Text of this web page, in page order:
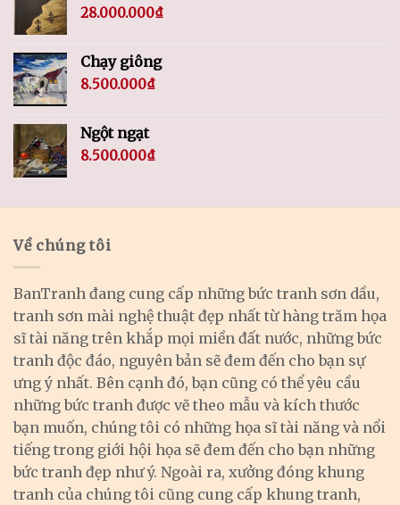
28.000.000₫
Chạy giông
8.500.000₫
Ngột ngạt
8.500.000₫
Về chúng tôi
BanTranh đang cung cấp những bức tranh sơn dầu,
tranh sơn mài nghệ thuật đẹp nhất từ hàng trăm họa
sĩ tài năng trên khắp mọi miền đất nước, những bức
tranh độc đáo, nguyên bản sẽ đem đến cho bạn sự
ưng ý nhất. Bên cạnh đó, bạn cũng có thể yêu cầu
những bức tranh được vẽ theo mẫu và kích thước
bạn muốn, chúng tôi có những họa sĩ tài năng và nổi
tiếng trong giới hội họa sẽ đem đến cho bạn những
bức tranh đẹp như ý. Ngoài ra, xưởng đóng khung
tranh của chúng tôi cũng cung cấp khung tranh,